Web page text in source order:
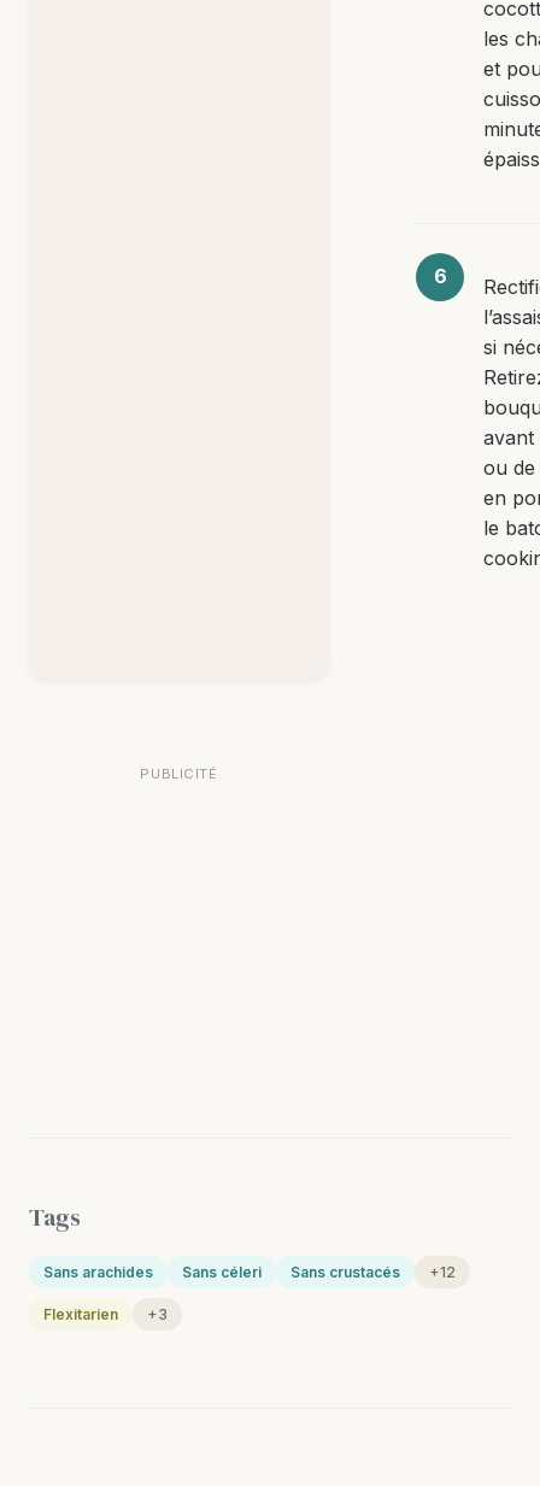
PUBLICITÉ
les
et
si
avant
ou
en
le
Tags
Sans arachides Sans céleri Sans crustacés +12
Flexitarien +3